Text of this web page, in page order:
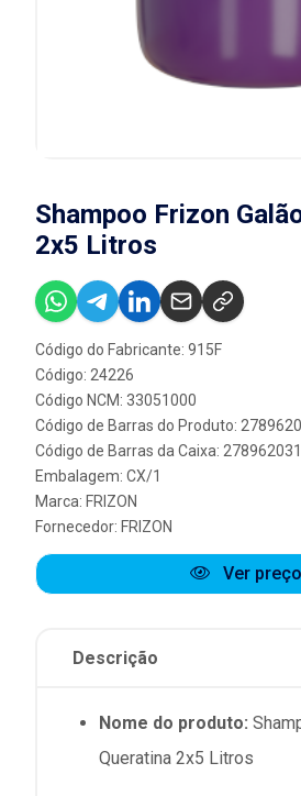
Shampoo Frizon
2x5 Litros
Código do Fabricante: 915F
Código: 24226
Código NCM: 33051000
Código de Barras do Produto:
Código de Barras da Caixa:
Embalagem: CX/1
Marca: FRIZON
Fornecedor: FRIZON
Ver preço
Descrição
Nome do produto:
Queratina 2x5 Litros